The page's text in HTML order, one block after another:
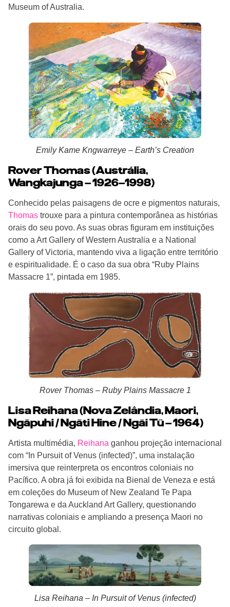
Museum of Australia.
Emily Kame Kngwarreye – Earth’s Creation
Rover Thomas (Austrália,
Wangkajunga – 1926–1998)
Conhecido pelas paisagens de ocre e pigmentos naturais,
Thomas trouxe para a pintura contemporânea as histórias
orais do seu povo. As suas obras figuram em instituições
como a Art Gallery of Western Australia e a National
Gallery of Victoria, mantendo viva a ligação entre território
e espiritualidade. É o caso da sua obra “Ruby Plains
Massacre 1”, pintada em 1985.
Rover Thomas – Ruby Plains Massacre 1
Lisa Reihana (Nova Zelândia, Maori,
Ngāpuhi / Ngāti Hine / Ngāi Tū – 1964)
Artista multimédia, Reihana ganhou projeção internacional
com “In Pursuit of Venus (infected)”, uma instalação
imersiva que reinterpreta os encontros coloniais no
Pacífico. A obra já foi exibida na Bienal de Veneza e está
em coleções do Museum of New Zealand Te Papa
Tongarewa e da Auckland Art Gallery, questionando
narrativas coloniais e ampliando a presença Maori no
circuito global.
Lisa Reihana – In Pursuit of Venus (infected)